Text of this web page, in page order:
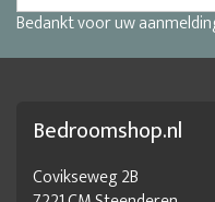
goedkope babybed
klassiek babybed
ledikant 70x140 wit
ledikant babykamer
Bedankt voor uw
Bedroomshop.nl
Covikseweg 2B